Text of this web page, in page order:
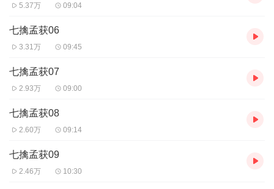
5.37万 09:04
七擒孟获06
3.31万 09:45
七擒孟获07
2.93万 09:00
七擒孟获08
2.60万 09:14
七擒孟获09
2.46万 10:30